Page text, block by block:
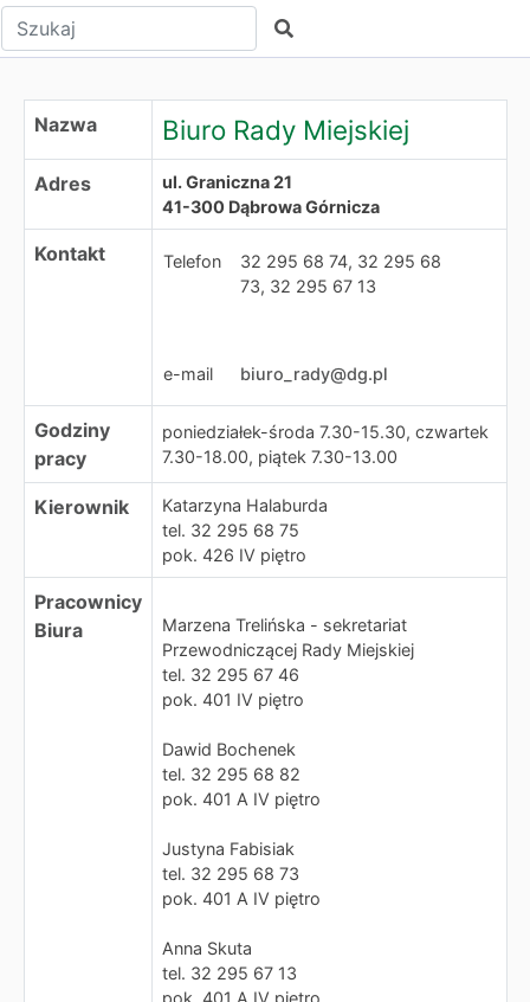
Wpisz tekst do wyszukania Szukaj
Biuro Rady Miejskiej
Nazwa Biuro Rady Miejskiej
Adres
ul. Graniczna 21
41-300 Dąbrowa Górnicza
Kontakt Telefon
32 295 68 74, 32 295 68
73, 32 295 67 13
e-mail biuro_rady@dg.pl
Godziny
pracy
poniedziałek-środa 7.30-15.30, czwartek
7.30-18.00, piątek 7.30-13.00
Kierownik
Katarzyna Halaburda
tel. 32 295 68 75
pok. 426 IV piętro
Pracownicy
Biura
Marzena Trelińska - sekretariat
Przewodniczącej Rady Miejskiej
tel. 32 295 67 46
pok. 401 IV piętro
Dawid Bochenek
tel. 32 295 68 82
pok. 401 A IV piętro
Justyna Fabisiak
tel. 32 295 68 73
pok. 401 A IV piętro
Anna Skuta
tel. 32 295 67 13
pok. 401 A IV piętro